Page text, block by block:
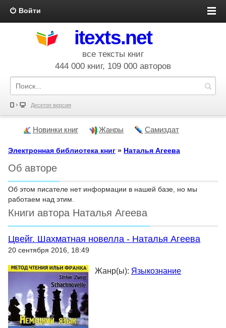
Войти
itexts.net
все тексты книг
444 000 книг, 109 000 авторов
Десктоп версия
Новинки книг Жанры Самиздат
Электронная библиотека книг » Наталья Агеева
Об авторе
Об этом писателе нет информации в нашей базе, но мы
работаем над этим.
Книги автора Наталья Агеева
Цвейг. Шахматная новелла - Наталья Агеева
20 сентября 2016, 18:49
Жанр(ы): Языкознание